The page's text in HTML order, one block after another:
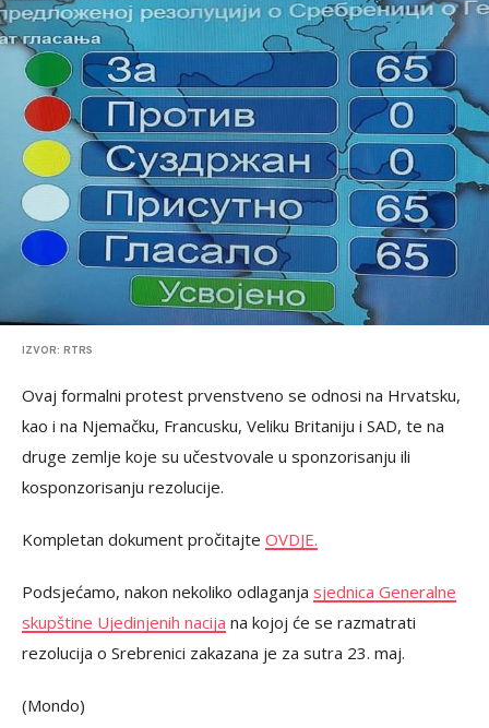
IZVOR: RTRS
Ovaj formalni protest prvenstveno se odnosi na Hrvatsku,
kao i na Njemačku, Francusku, Veliku Britaniju i SAD, te na
druge zemlje koje su učestvovale u sponzorisanju ili
kosponzorisanju rezolucije.
Kompletan dokument pročitajte OVDJE.
Podsjećamo, nakon nekoliko odlaganja sjednica Generalne
skupštine Ujedinjenih nacija na kojoj će se razmatrati
rezolucija o Srebrenici zakazana je za sutra 23. maj.
(Mondo)